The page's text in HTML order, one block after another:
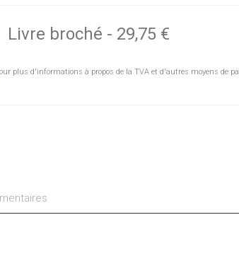
Livre broché - 29,75 €
plus d'informations à propos de la TVA et d'autres moyens de